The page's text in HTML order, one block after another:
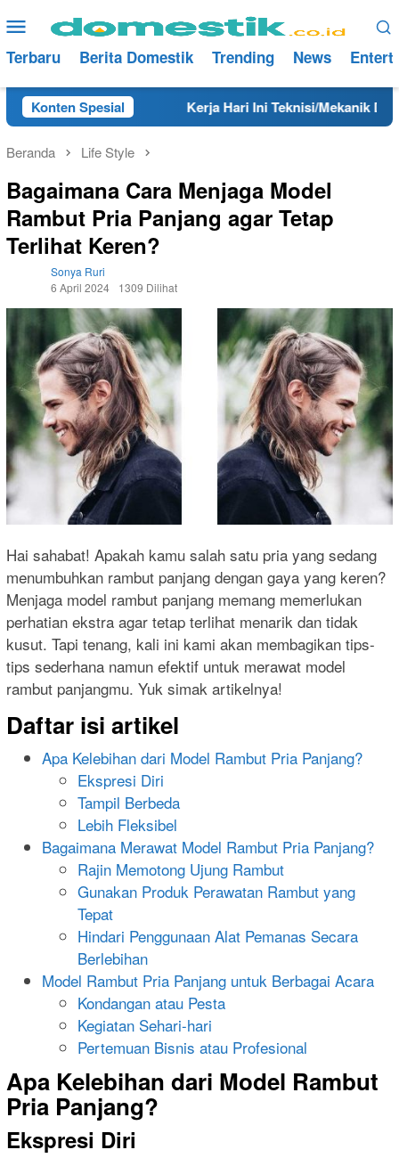
ke
konten
Menu
Mobile
Terbaru Berita Domestik Trending News
Konten Spesial
2025 Kerja Hari Ini Teknisi/Mekanik DAMRI
Beranda Life Style
Bagaimana Cara Menjaga Model
Rambut Pria Panjang agar Tetap
Terlihat Keren?
Sonya Ruri
6 April 2024
1309 Dilihat
Hai sahabat! Apakah kamu salah satu pria yang sedang
menumbuhkan rambut panjang dengan gaya yang keren?
Menjaga model rambut panjang memang memerlukan
perhatian ekstra agar tetap terlihat menarik dan tidak
kusut. Tapi tenang, kali ini kami akan membagikan tips-
tips sederhana namun efektif untuk merawat model
rambut panjangmu. Yuk simak artikelnya!
Daftar isi artikel
Apa Kelebihan dari Model Rambut Pria Panjang?
Ekspresi Diri
Tampil Berbeda
Lebih Fleksibel
Bagaimana Merawat Model Rambut Pria Panjang?
Rajin Memotong Ujung Rambut
Gunakan Produk Perawatan Rambut yang
Tepat
Hindari Penggunaan Alat Pemanas Secara
Berlebihan
Model Rambut Pria Panjang untuk Berbagai Acara
Kondangan atau Pesta
Kegiatan Sehari-hari
Pertemuan Bisnis atau Profesional
Apa Kelebihan dari Model Rambut
Pria Panjang?
Ekspresi Diri